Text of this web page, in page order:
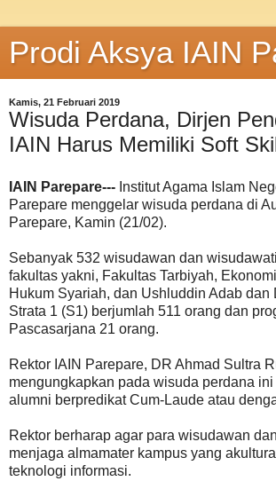
Prodi Aksya IAIN
Kamis, 21 Februari 2019
Wisuda Perdana, Dirjen
IAIN Harus Memiliki Soft
IAIN Parepare--- Institut Agama Islam
Parepare menggelar wisuda perdana di
Parepare, Kamin (21/02).
Sebanyak 532 wisudawan dan
fakultas yakni, Fakultas Tarbiyah,
Hukum Syariah, dan Ushluddin Adab dan
Strata 1 (S1) berjumlah 511 orang dan
Pascasarjana 21 orang.
Rektor IAIN Parepare, DR Ahmad Sultra
mengungkapkan pada wisuda perdana
alumni berpredikat Cum-Laude atau
Rektor berharap agar para wisudawan
menjaga almamater kampus yang
teknologi informasi.